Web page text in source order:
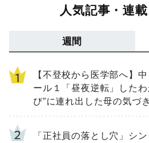
人気記事・連
週間
【不登校から医学部へ】
ール１「昼夜逆転」した
び”に連れ出した母の気づき
「正社員の落とし穴」シ